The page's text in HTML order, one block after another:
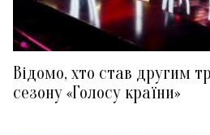
Відомо, хто став другим
сезону «Голосу країни»